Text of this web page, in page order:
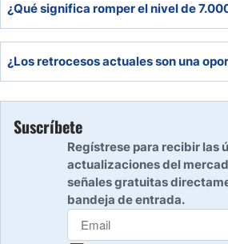
6.200, la tendencia principal sigue
¿Qué significa romper el nivel de
movimiento alcista hasta la zona de
¿Los retrocesos actuales son una
En el contexto actual, los retrocesos
como oportunidades dentro de una
sólida.
Suscríbete
Regístrese para recibir las
actualizaciones del
señales gratuitas
bandeja de entrada.